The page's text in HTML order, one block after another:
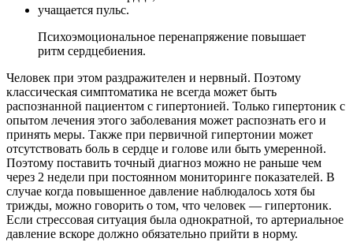
учащается пульс.
Психоэмоциональное перенапряжение повышает
ритм сердцебиения.
Человек при этом раздражителен и нервный. Поэтому
классическая симптоматика не всегда может быть
распознанной пациентом с гипертонией. Только гипертоник с
опытом лечения этого заболевания может распознать его и
принять меры. Также при первичной гипертонии может
отсутствовать боль в сердце и голове или быть умеренной.
Поэтому поставить точный диагноз можно не раньше чем
через 2 недели при постоянном мониторинге показателей. В
случае когда повышенное давление наблюдалось хотя бы
трижды, можно говорить о том, что человек — гипертоник.
Если стрессовая ситуация была однократной, то артериальное
давление вскоре должно обязательно прийти в норму.